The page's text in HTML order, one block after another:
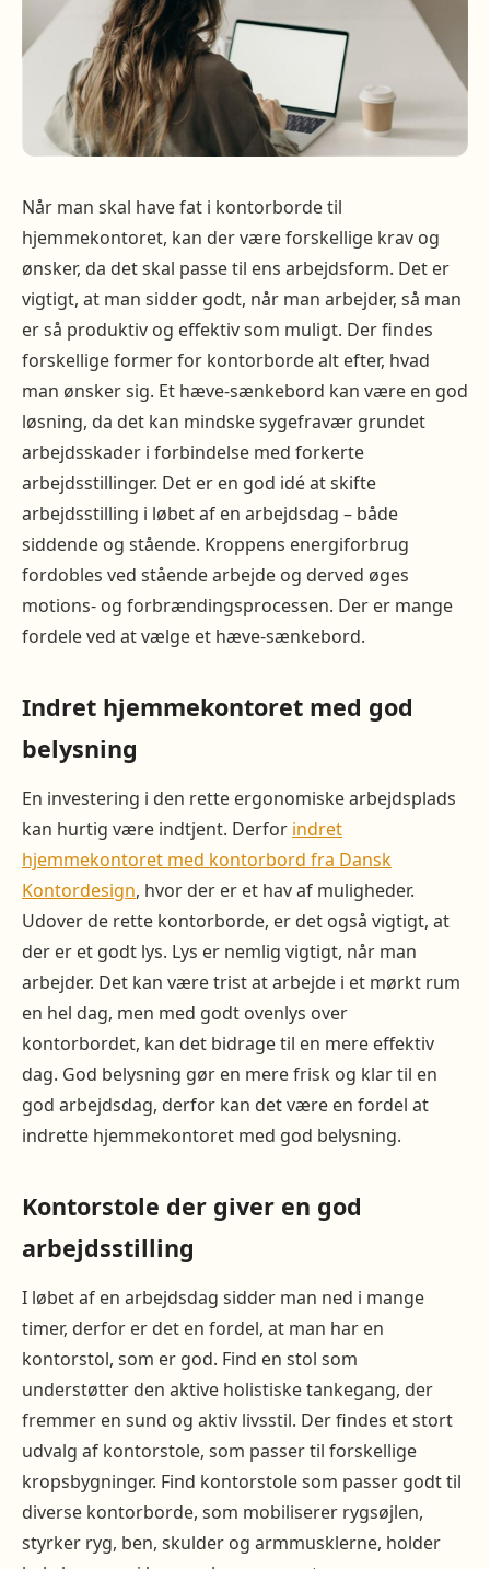
Når man skal have fat i kontorborde til
hjemmekontoret, kan der være forskellige krav og
ønsker, da det skal passe til ens arbejdsform. Det er
vigtigt, at man sidder godt, når man arbejder, så man
er så produktiv og effektiv som muligt. Der findes
forskellige former for kontorborde alt efter, hvad
man ønsker sig. Et hæve-sænkebord kan være en god
løsning, da det kan mindske sygefravær grundet
arbejdsskader i forbindelse med forkerte
arbejdsstillinger. Det er en god idé at skifte
arbejdsstilling i løbet af en arbejdsdag – både
siddende og stående. Kroppens energiforbrug
fordobles ved stående arbejde og derved øges
motions- og forbrændingsprocessen. Der er mange
fordele ved at vælge et hæve-sænkebord.
Indret hjemmekontoret med god
belysning
En investering i den rette ergonomiske arbejdsplads
kan hurtig være indtjent. Derfor indret
hjemmekontoret med kontorbord fra Dansk
Kontordesign, hvor der er et hav af muligheder.
Udover de rette kontorborde, er det også vigtigt, at
der er et godt lys. Lys er nemlig vigtigt, når man
arbejder. Det kan være trist at arbejde i et mørkt rum
en hel dag, men med godt ovenlys over
kontorbordet, kan det bidrage til en mere effektiv
dag. God belysning gør en mere frisk og klar til en
god arbejdsdag, derfor kan det være en fordel at
indrette hjemmekontoret med god belysning.
Kontorstole der giver en god
arbejdsstilling
I løbet af en arbejdsdag sidder man ned i mange
timer, derfor er det en fordel, at man har en
kontorstol, som er god. Find en stol som
understøtter den aktive holistiske tankegang, der
fremmer en sund og aktiv livsstil. Der findes et stort
udvalg af kontorstole, som passer til forskellige
kropsbygninger. Find kontorstole som passer godt til
diverse kontorborde, som mobiliserer rygsøjlen,
styrker ryg, ben, skulder og armmusklerne, holder